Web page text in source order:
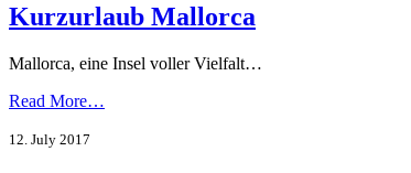
Kurzurlaub Mallorca
Mallorca, eine Insel voller Vielfalt…
Read More…
12. July 2017